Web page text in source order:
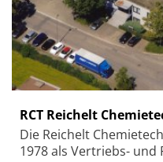
RCT Reichelt
Die Reichelt
1978 als Vertriebs-